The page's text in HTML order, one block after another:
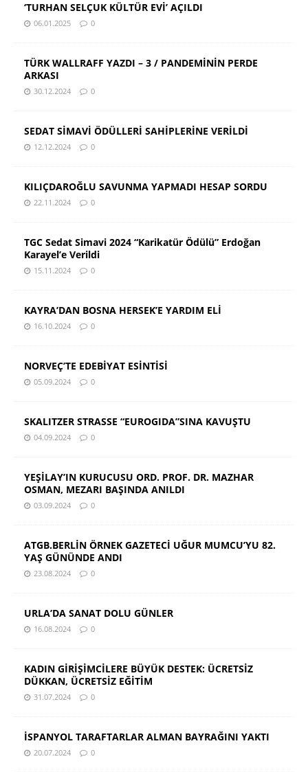
‘TURHAN SELÇUK KÜLTÜR EVİ’ AÇILDI
06.01.2025 0
TÜRK WALLRAFF YAZDI – 3 / PANDEMİNİN PERDE
ARKASI
30.12.2024 0
SEDAT SİMAVİ ÖDÜLLERİ SAHİPLERİNE VERİLDİ
12.12.2024 0
KILIÇDAROĞLU SAVUNMA YAPMADI HESAP SORDU
22.11.2024 0
TGC Sedat Simavi 2024 “Karikatür Ödülü” Erdoğan
Karayel’e Verildi
15.11.2024 0
KAYRA’DAN BOSNA HERSEK’E YARDIM ELİ
16.10.2024 0
NORVEÇ’TE EDEBİYAT ESİNTİSİ
05.09.2024 0
SKALITZER STRASSE “EUROGIDA”SINA KAVUŞTU
04.09.2024 0
YEŞİLAY’IN KURUCUSU ORD. PROF. DR. MAZHAR
OSMAN, MEZARI BAŞINDA ANILDI
03.09.2024 0
ATGB.BERLİN ÖRNEK GAZETECİ UĞUR MUMCU’YU 82.
YAŞ GÜNÜNDE ANDI
23.08.2024 0
URLA’DA SANAT DOLU GÜNLER
16.08.2024 0
KADIN GİRİŞİMCİLERE BÜYÜK DESTEK: ÜCRETSİZ
DÜKKAN, ÜCRETSİZ EĞİTİM
31.07.2024 0
İSPANYOL TARAFTARLAR ALMAN BAYRAĞINI YAKTI
20.07.2024 0